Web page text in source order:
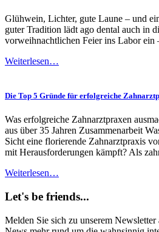
Glühwein, Lichter, gute Laune – und
guter Tradition lädt ago dental auch in
vorweihnachtlichen Feier ins Labor ein
Weiterlesen…
Die Top 5 Gründe für erfolgreiche
Was erfolgreiche Zahnarztpraxen
aus über 35 Jahren Zusammenarbeit
Sicht eine florierende Zahnarztpraxis
mit Herausforderungen kämpft? Als
Weiterlesen…
Let's be friends...
Melden Sie sich zu unserem Newsletter